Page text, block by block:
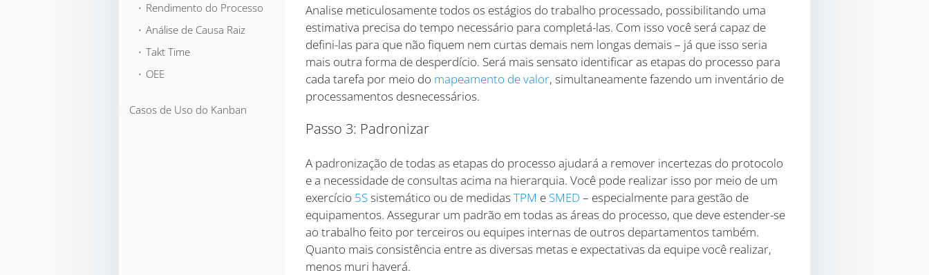
⬞ Rendimento do Processo
⬞ Análise de Causa Raiz
⬞ Takt Time
⬞ OEE
Casos de Uso do Kanban
Analise meticulosamente todos os estágios do trabalho processado, possibilitando uma
estimativa precisa do tempo necessário para completá-las. Com isso você será capaz de
defini-las para que não fiquem nem curtas demais nem longas demais – já que isso seria
mais outra forma de desperdício. Será mais sensato identificar as etapas do processo para
cada tarefa por meio do mapeamento de valor, simultaneamente fazendo um inventário de
processamentos desnecessários.
Passo 3: Padronizar
A padronização de todas as etapas do processo ajudará a remover incertezas do protocolo
e a necessidade de consultas acima na hierarquia. Você pode realizar isso por meio de um
exercício 5Ssistemático ou de medidas TPM e SMED – especialmente para gestão de
equipamentos. Assegurar um padrão em todas as áreas do processo, que deve estender-se
ao trabalho feito por terceiros ou equipes internas de outros departamentos também.
Quanto mais consistência entre as diversas metas e expectativas da equipe você realizar,
menos muri haverá.